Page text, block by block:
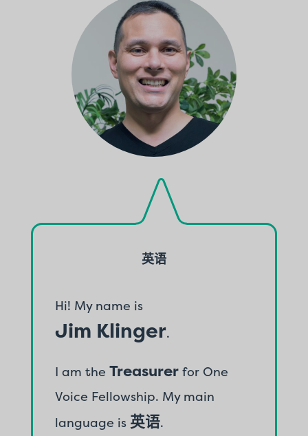
英语
Hi! My name is
Jim Klinger.
I am the Treasurerfor One
Voice Fellowship. My main
language is 英语.